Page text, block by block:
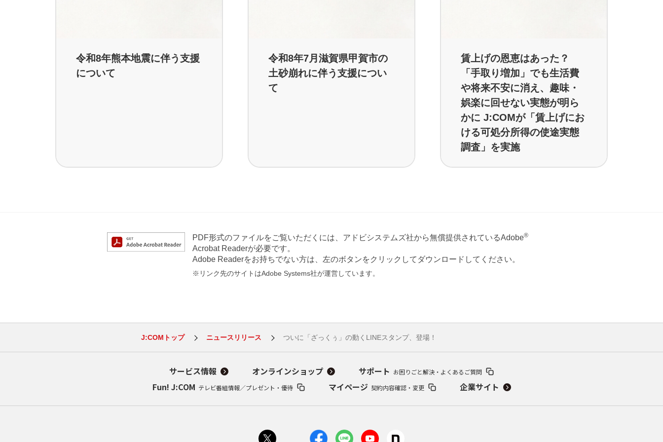
令和8年熊本地震に伴う支援
について
令和8年7月滋賀県甲賀市の
土砂崩れに伴う支援につい
て
賃上げの恩恵はあった？
「手取り増加」でも生活費
や将来不安に消え、趣味・
娯楽に回せない実態が明ら
かに J:COMが「賃上げにお
ける可処分所得の使途実態
調査」を実施
PDF形式のファイルをご覧いただくには、アドビシステムズ社から無償提供されているAdobe®
Acrobat Readerが必要です。
Adobe Readerをお持ちでない方は、左のボタンをクリックしてダウンロードしてください。
※リンク先のサイトはAdobe Systems社が運営しています。
J:COMトップ ニュースリリース ついに「ざっくぅ」の動くLINEスタンプ、登場！
サービス情報 オンラインショップ サポート お困りごと解決・よくあるご質問
Fun! J:COM テレビ番組情報／プレゼント・優待 マイページ 契約内容確認・変更 企業サイト